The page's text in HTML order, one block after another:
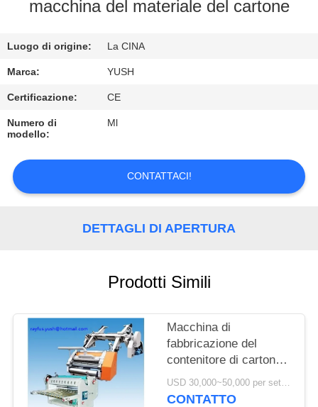
CONTROLLO
QUALITÀ
CONTATTICI
RICHIEDA
UNA
CITAZIONE
macchina del materiale del cartone
Luogo di origine: La CINA
Marca: YUSH
Certificazione: CE
Numero di
modello:
Ml
CONTATTACI!
DETTAGLI DI APERTURA
Prodotti Simili
Macchina di
fabbricazione del
contenitore di cartone
del singolo Facer un
cartone ondulato di 2
USD 30,000~50,000 per set MOQ:1 insieme
CONTATTO